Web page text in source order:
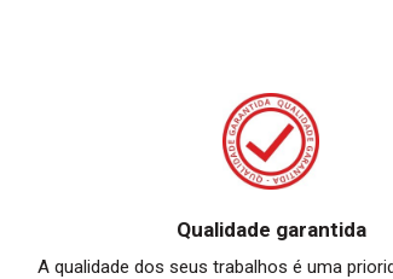
Qualidade garantida
A qualidade dos seus trabalhos é uma